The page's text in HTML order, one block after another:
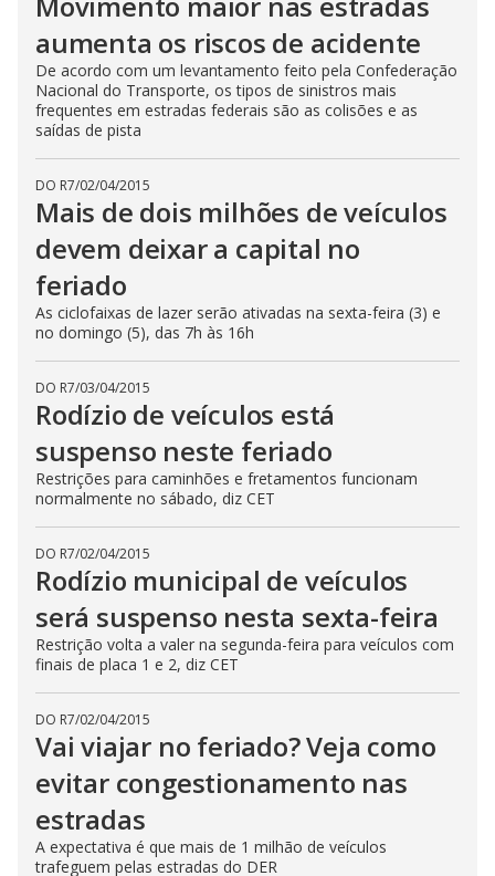
aumenta os riscos de acidente
De acordo com um levantamento feito pela Confederação
Nacional do Transporte, os tipos de sinistros mais
frequentes em estradas federais são as colisões e as
saídas de pista
DO R7/02/04/2015
Mais de dois milhões de veículos
devem deixar a capital no
feriado
As ciclofaixas de lazer serão ativadas na sexta-feira (3) e
no domingo (5), das 7h às 16h
DO R7/03/04/2015
Rodízio de veículos está
suspenso neste feriado
Restrições para caminhões e fretamentos funcionam
normalmente no sábado, diz CET
DO R7/02/04/2015
Rodízio municipal de veículos
será suspenso nesta sexta-feira
Restrição volta a valer na segunda-feira para veículos com
finais de placa 1 e 2, diz CET
DO R7/02/04/2015
Vai viajar no feriado? Veja como
evitar congestionamento nas
estradas
A expectativa é que mais de 1 milhão de veículos
trafeguem pelas estradas do DER